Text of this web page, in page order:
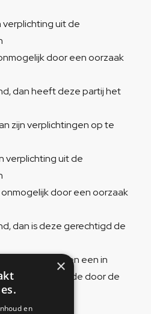
verplichting uit de
door een oorzaak
dan heeft deze partij het
zijn verplichtingen op te
verplichting uit de
door een oorzaak
dan is deze gerechtigd de
tegen een in
vergoeding van de door de
×
en